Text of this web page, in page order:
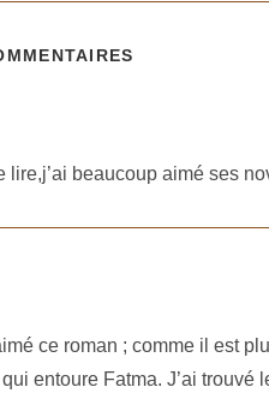
lire,j’ai beaucoup aimé ses
ce roman ; comme il est
entoure Fatma. J’ai trouvé